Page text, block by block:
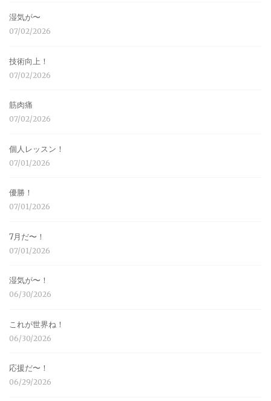
湿気が〜
07/02/2026
技術向上！
07/02/2026
筋肉痛
07/02/2026
個人レッスン！
07/01/2026
優勝！
07/01/2026
7月だ〜！
07/01/2026
湿気が〜！
06/30/2026
これが世界ね！
06/30/2026
応援だ〜！
06/29/2026